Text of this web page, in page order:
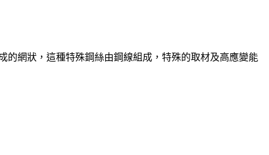
的網狀，這種特殊鋼絲由鋼線組成，特殊的取材及高應變能